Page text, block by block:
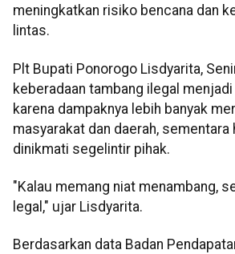
meningkatkan risiko bencana dan
lintas.
Plt Bupati Ponorogo Lisdyarita,
keberadaan tambang ilegal
karena dampaknya lebih banyak
masyarakat dan daerah, sementara
dinikmati segelintir pihak.
"Kalau memang niat menambang,
legal," ujar Lisdyarita.
Berdasarkan data Badan